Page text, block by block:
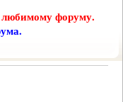
любимому форуму.